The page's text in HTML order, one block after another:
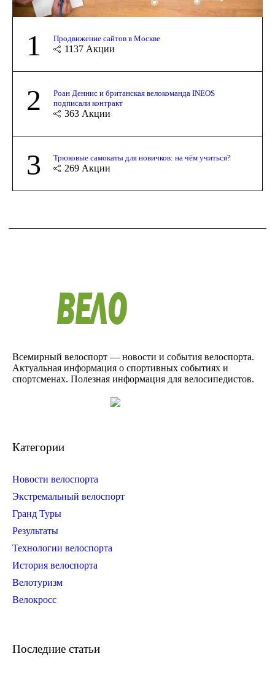
1 Продвижение сайтов в Москве
1137 Акции
2
Роан Деннис и британская велокоманда INEOS
подписали контракт
363 Акции
3 Трюковые самокаты для новичков: на чём учиться?
269 Акции
Всемирный велоспорт — новости и события велоспорта.
Актуальная информация о спортивных событиях и
спортсменах. Полезная информация для велосипедистов.
Категории
Новости велоспорта
Экстремальный велоспорт
Гранд Туры
Результаты
Технологии велоспорта
История велоспорта
Велотуризм
Велокросс
Последние статьи